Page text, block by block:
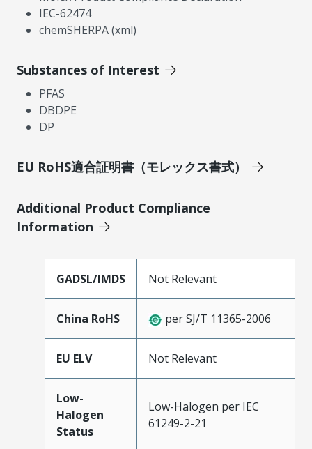
IEC-62474
chemSHERPA (xml)
Substances of Interest
PFAS
DBDPE
DP
EU RoHS適合証明書（モレックス書式）
Additional Product Compliance
Information
GADSL/IMDS Not Relevant
China RoHS per SJ/T 11365-2006
EU ELV Not Relevant
Low-
Halogen
Status
Low-Halogen per IEC
61249-2-21